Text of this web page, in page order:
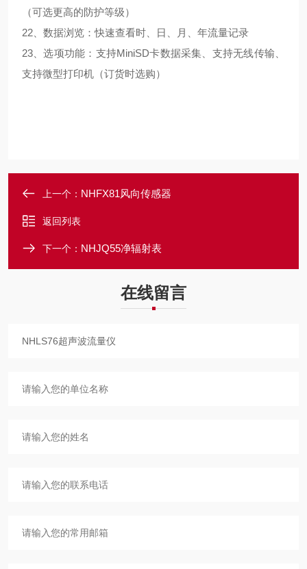
（可选更高的防护等级）
22、数据浏览：快速查看时、日、月、年流量记录
23、选项功能：支持MiniSD卡数据采集、支持无线传输、
支持微型打印机（订货时选购）
上一个： NHFX81风向传感器
返回列表
下一个： NHJQ55净辐射表
在线留言